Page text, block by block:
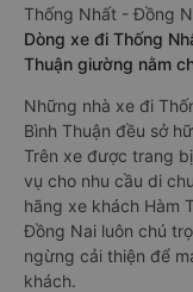
Thống Nhất - Đồng
Dòng xe đi Thống
Thuận giường nằm
Những nhà xe đi
Bình Thuận đều sở
Trên xe được trang
vụ cho nhu cầu di
hãng xe khách Hàm
Đồng Nai luôn chú
ngừng cải thiện để
khách.